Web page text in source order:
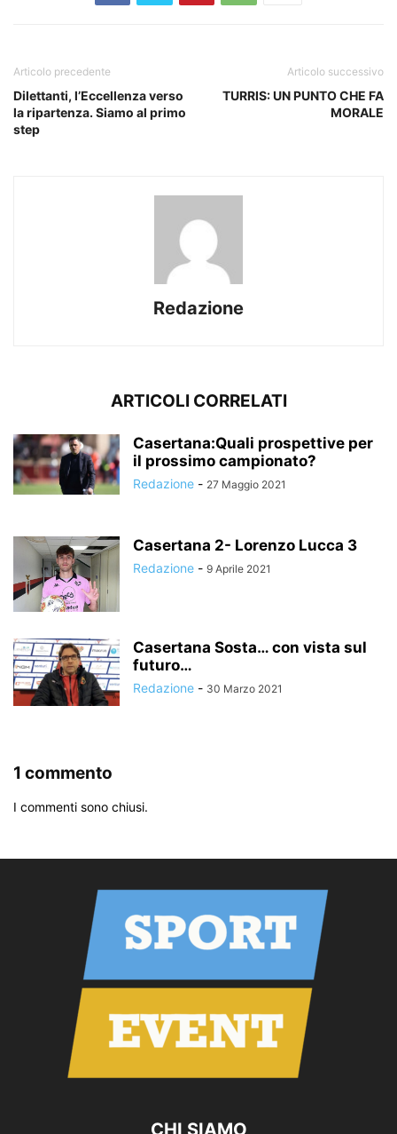
Articolo precedente
Dilettanti, l’Eccellenza verso
la ripartenza. Siamo al primo
step
Articolo successivo
TURRIS: UN PUNTO CHE FA
MORALE
Redazione
ARTICOLI CORRELATI
Casertana:Quali prospettive per
il prossimo campionato?
Redazione - 27 Maggio 2021
Casertana 2- Lorenzo Lucca 3
Redazione - 9 Aprile 2021
Casertana Sosta… con vista sul
futuro…
Redazione - 30 Marzo 2021
1 commento
I commenti sono chiusi.